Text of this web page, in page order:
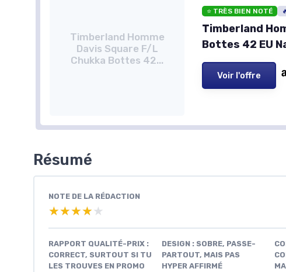
Timberland Homme
Davis Square F/L
Chukka Bottes 42...
⭐ TRÈS BIEN NOTÉ
Timberland
Bottes 42 EU
Voir l'offre
Résumé
NOTE DE LA RÉDACTION
★★★★★
★★★★★
RAPPORT QUALITÉ-PRIX :
CORRECT, SURTOUT SI TU
LES TROUVES EN PROMO
DESIGN : SOBRE, PASSE-
PARTOUT, MAIS PAS
HYPER AFFIRMÉ